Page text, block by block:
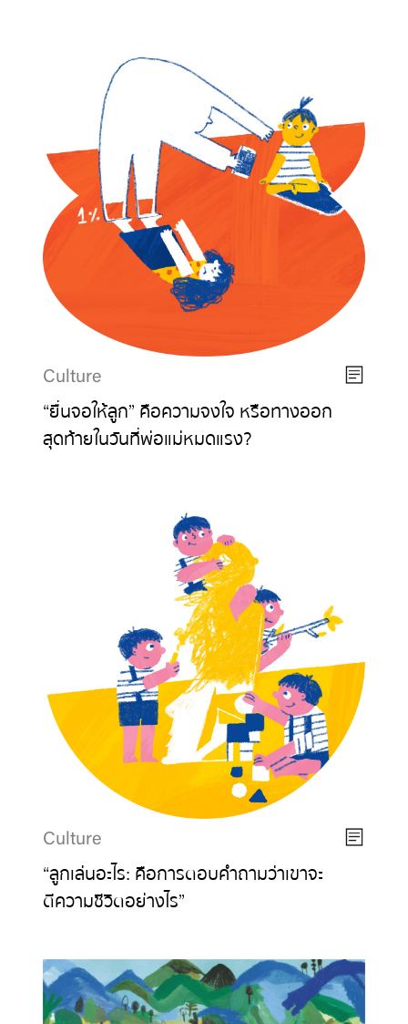
Culture
“ยื่นจอให้ลูก” คือความจงใจ หรือทางออก
สุดท้ายในวันที่พ่อแม่หมดแรง?
Culture
“ลูกเล่นอะไร: คือการตอบคำถามว่าเขาจะ
ตีความชีวิตอย่างไร”